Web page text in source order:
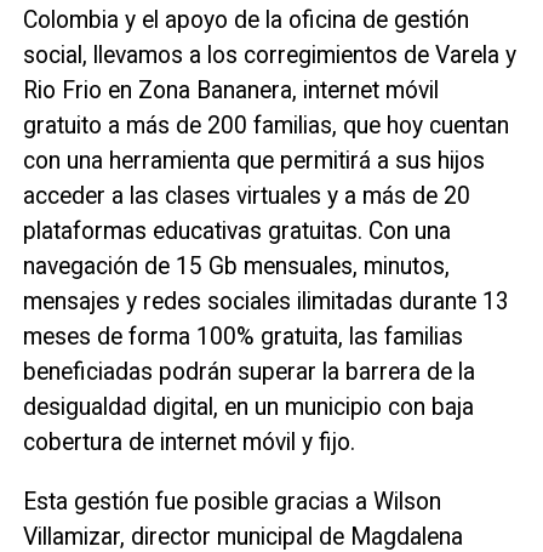
Colombia y el apoyo de la oficina de gestión
social, llevamos a los corregimientos de Varela y
Rio Frio en Zona Bananera, internet móvil
gratuito a más de 200 familias, que hoy cuentan
con una herramienta que permitirá a sus hijos
acceder a las clases virtuales y a más de 20
plataformas educativas gratuitas. Con una
navegación de 15 Gb mensuales, minutos,
mensajes y redes sociales ilimitadas durante 13
meses de forma 100% gratuita, las familias
beneficiadas podrán superar la barrera de la
desigualdad digital, en un municipio con baja
cobertura de internet móvil y fijo.
Esta gestión fue posible gracias a Wilson
Villamizar, director municipal de Magdalena